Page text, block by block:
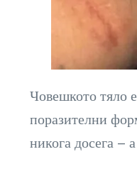
Човешкото тяло
поразителни
никога досега –